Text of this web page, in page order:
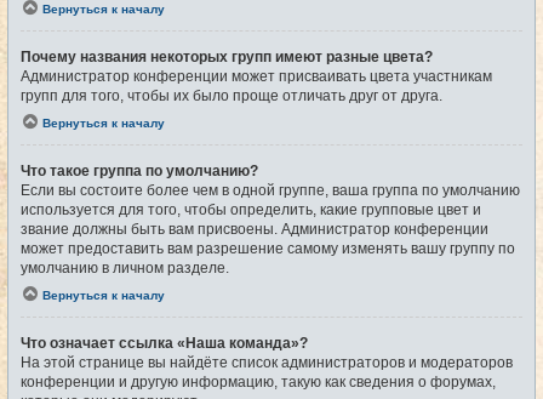
Вернуться к началу
Почему названия некоторых групп имеют разные цвета?
Администратор конференции может присваивать цвета участникам
групп для того, чтобы их было проще отличать друг от друга.
Вернуться к началу
Что такое группа по умолчанию?
Если вы состоите более чем в одной группе, ваша группа по умолчанию
используется для того, чтобы определить, какие групповые цвет и
звание должны быть вам присвоены. Администратор конференции
может предоставить вам разрешение самому изменять вашу группу по
умолчанию в личном разделе.
Вернуться к началу
Что означает ссылка «Наша команда»?
На этой странице вы найдёте список администраторов и модераторов
конференции и другую информацию, такую как сведения о форумах,